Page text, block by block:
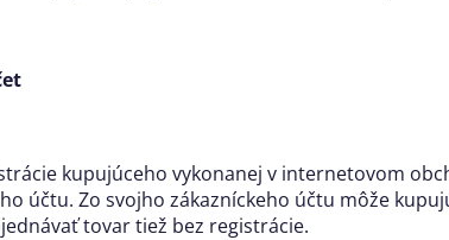
kupujúceho vykonanej v internetovom
účtu. Zo svojho zákazníckeho účtu môže
tovar tiež bez registrácie.